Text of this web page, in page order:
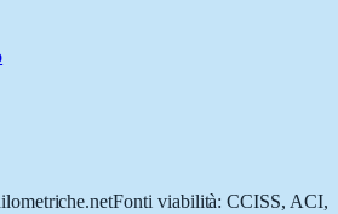
Fonti viabilità: CCISS, ACI,